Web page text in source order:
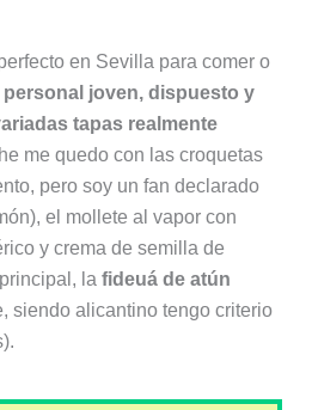
en Sevilla para comer o
personal joven, dispuesto y
tapas realmente
me quedo con las croquetas
pero soy un fan declarado
el mollete al vapor con
y crema de semilla de
la fideuá de atún
siendo alicantino tengo criterio